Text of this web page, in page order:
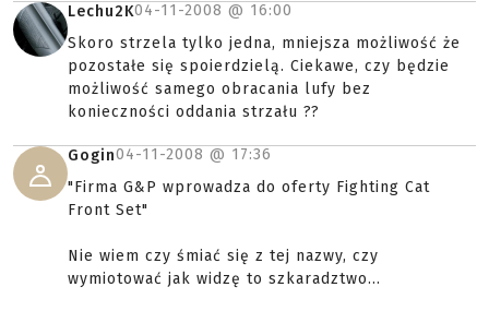
Lechu2K04-11-2008 @ 16:00
Skoro strzela tylko jedna, mniejsza możliwość że
pozostałe się spoierdzielą. Ciekawe, czy będzie
możliwość samego obracania lufy bez
konieczności oddania strzału ??
Gogin04-11-2008 @ 17:36
"Firma G&P wprowadza do oferty Fighting Cat
Front Set"
Nie wiem czy śmiać się z tej nazwy, czy
wymiotować jak widzę to szkaradztwo...